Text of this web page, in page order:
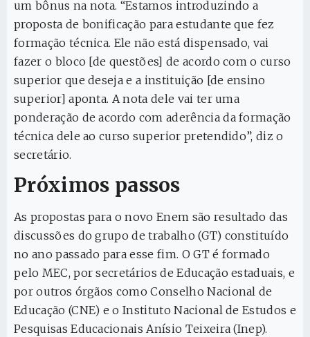
um bônus na nota. “Estamos introduzindo a
proposta de bonificação para estudante que fez
formação técnica. Ele não está dispensado, vai
fazer o bloco [de questões] de acordo com o curso
superior que deseja e a instituição [de ensino
superior] aponta. A nota dele vai ter uma
ponderação de acordo com aderência da formação
técnica dele ao curso superior pretendido”, diz o
secretário.
Próximos passos
As propostas para o novo Enem são resultado das
discussões do grupo de trabalho (GT) constituído
no ano passado para esse fim. O GT é formado
pelo MEC, por secretários de Educação estaduais, e
por outros órgãos como Conselho Nacional de
Educação (CNE) e o Instituto Nacional de Estudos e
Pesquisas Educacionais Anísio Teixeira (Inep).